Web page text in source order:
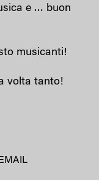
e … buon
musicanti!
volta tanto!
EMAIL